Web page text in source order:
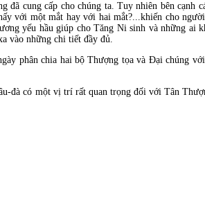
cung cấp cho chúng ta. Tuy nhiên bên
một mắt hay với hai mắt?...khiến cho
yếu hầu giúp cho Tăng Ni sinh và những ai
vào những chi tiết đầy đủ.
phân chia hai bộ Thượng tọa và Ðại chúng
đà có một vị trí rất quan trọng đối với Tân